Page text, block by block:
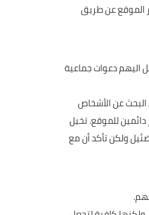
الموقع عن طريق
اليهم دعوات جماعية
عن الأشخاص
للموقع. تخيل
بين 20-30 زائر يوميا وقد تعتقد أن رد الفعل ضئيل ولكن تأكد أن مع